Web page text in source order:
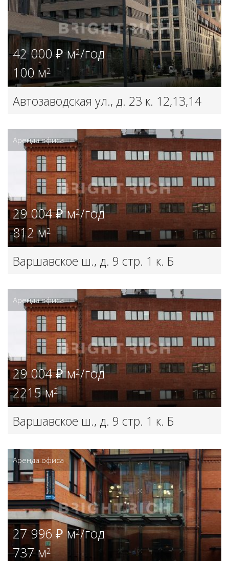
42 000 ₽ м2/год
100 м2
Автозаводская ул., д. 23 к. 12,13,14
Аренда офиса
29 004 ₽ м2/год
812 м2
Варшавское ш., д. 9 стр. 1 к. Б
Аренда офиса
29 004 ₽ м2/год
2215 м2
Варшавское ш., д. 9 стр. 1 к. Б
Аренда офиса
27 996 ₽ м2/год
737 м2